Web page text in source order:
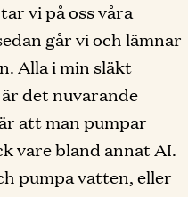
vi på oss våra
går vi och lämnar
Alla i min släkt
det nuvarande
att man pumpar
vare bland annat AI.
pumpa vatten, eller